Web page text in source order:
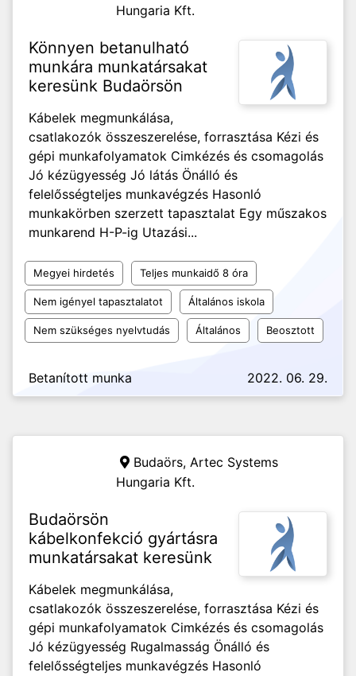
Hungaria Kft.
Könnyen betanulható
munkára munkatársakat
keresünk Budaörsön
Kábelek megmunkálása,
csatlakozók összeszerelése, forrasztása Kézi és
gépi munkafolyamatok Cimkézés és csomagolás
Jó kézügyesség Jó látás Önálló és
felelősségteljes munkavégzés Hasonló
munkakörben szerzett tapasztalat Egy műszakos
munkarend H-P-ig Utazási...
Megyei hirdetés Teljes munkaidő 8 óra
Nem igényel tapasztalatot Általános iskola
Nem szükséges nyelvtudás Általános Beosztott
Betanított munka 2022. 06. 29.
Budaörs, Artec Systems
Hungaria Kft.
Budaörsön
kábelkonfekció gyártásra
munkatársakat keresünk
Kábelek megmunkálása,
csatlakozók összeszerelése, forrasztása Kézi és
gépi munkafolyamatok Cimkézés és csomagolás
Jó kézügyesség Rugalmasság Önálló és
felelősségteljes munkavégzés Hasonló